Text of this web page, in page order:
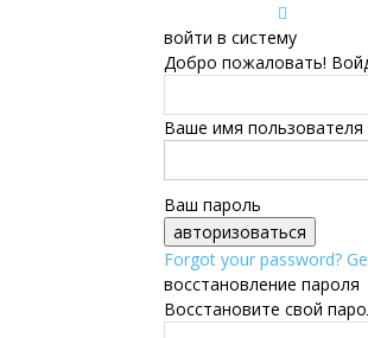
войти в систему
Добро пожаловать!
Ваше имя пользователя
Ваш пароль
Forgot your password?
восстановление пароля
Восстановите свой